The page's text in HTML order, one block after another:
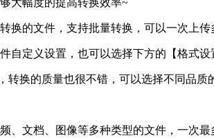
换的文件，支持批量转换，可以一次上
自定义设置，也可以选择下方的【格式
转换的质量也很不错，可以选择不同品
、文档、图像等多种类型的文件，一次